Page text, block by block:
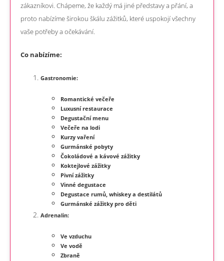
zákazníkovi. Chápeme, že každý má jiné představy a přání, a
proto nabízíme širokou škálu zážitků, které uspokojí všechny
vaše potřeby a očekávání.
Co nabízíme:
Gastronomie:
Romantické večeře
Luxusní restaurace
Degustační menu
Večeře na lodi
Kurzy vaření
Gurmánské pobyty
Čokoládové a kávové zážitky
Koktejlové zážitky
Pivní zážitky
Vinné degustace
Degustace rumů, whiskey a destilátů
Gurmánské zážitky pro děti
Adrenalin:
Ve vzduchu
Ve vodě
Zbraně